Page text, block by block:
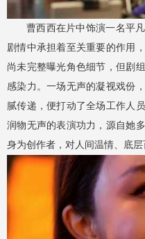
曹西西在片中饰演一名平
剧情中承担着至关重要的作用
尚未完整曝光角色细节，但剧
感染力。一场无声的凝视戏份
腻传递，便打动了全场工作人
润物无声的表演功力，源自她
身为创作者，对人间温情、底层